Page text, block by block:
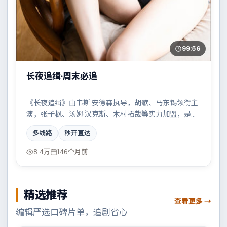
99:56
长夜追缉·周末必追
《长夜追缉》由韦斯·安德森执导，胡歌、马东锡领衔主
演，张子枫、汤姆·汉克斯、木村拓哉等实力加盟，是一
部压抑张力的惊悚作品。故事主要发生在韩国，两条时
间线交错推进，真相直至最后一刻揭晓。影片在视听语
言与叙事节奏上均有突破，适合喜欢深度叙事的观众。
多线路 秒开直达
8.4万 146个月前
精选推荐
编辑严选口碑片单，追剧省心
查看更多 →